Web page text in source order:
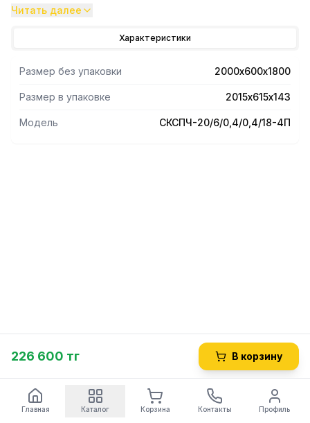
трубы профильной 40х40 марки AISI 430 и толщиной 1,2
разорбраном виде. Вариант поставки 4 полки и
комплекта 64 кг. Габариты упаковки полок 2015х615х143
мм.
Читать далее
Характеристики
Размер без упаковки 2000х600х1800
Размер в упаковке 2015х615х143
Модель СКСПЧ-20/6/0,4/0,4/18-4П
226 600 тг В корзину
Главная Каталог Корзина Контакты Профиль